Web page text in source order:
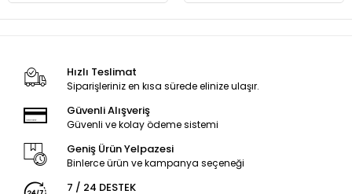
Hızlı Teslimat
Siparişleriniz en kısa sürede elinize ulaşır.
Güvenli Alışveriş
Güvenli ve kolay ödeme sistemi
Geniş Ürün Yelpazesi
Binlerce ürün ve kampanya seçeneği
7 / 24 DESTEK